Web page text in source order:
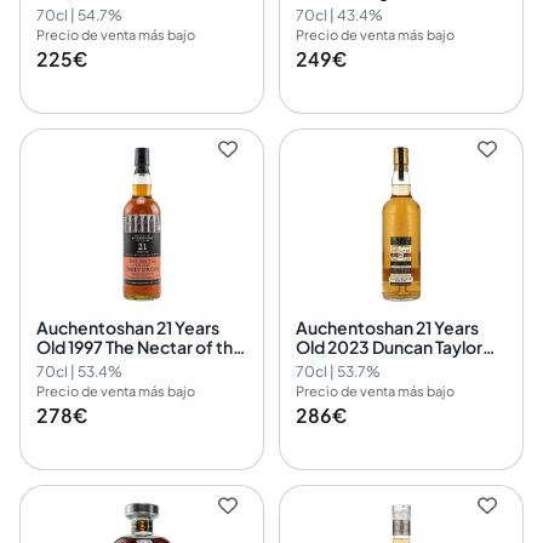
Signatory Vintage 1
70cl | 54.7%
Precio de venta más bajo
225€
Scotland MoS 24011
70cl | 43.4%
Precio de venta más bajo
249€
Auchentoshan 21 Years
Old 1997 The Nectar of the
Daily Drams Daily Dram
70cl | 53.4%
Precio de venta más bajo
278€
Auchentoshan 21 Years
Old 2023 Duncan Taylor
3512062
70cl | 53.7%
Precio de venta más bajo
286€